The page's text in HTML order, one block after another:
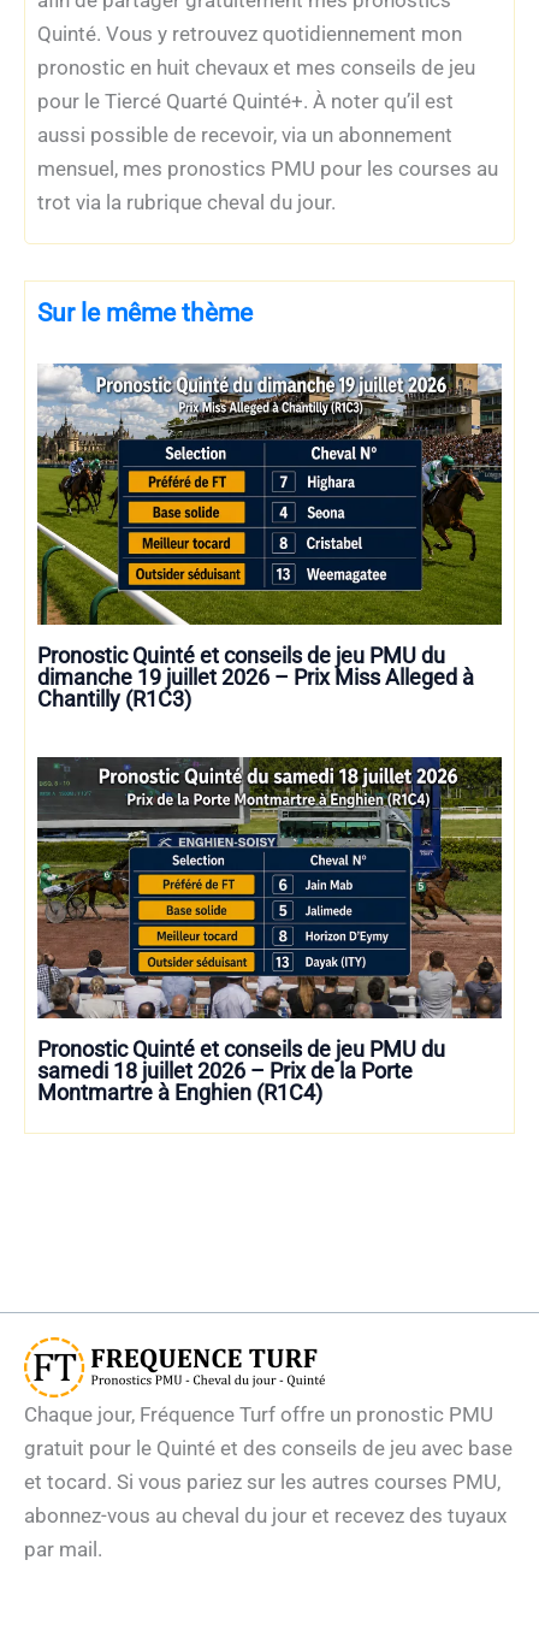
Quinté. Vous y retrouvez quotidiennement mon
pronostic en huit chevaux et mes conseils de jeu
pour le Tiercé Quarté Quinté+. À noter qu’il est
aussi possible de recevoir, via un abonnement
mensuel, mes pronostics PMU pour les courses au
trot via la rubrique cheval du jour.
Sur le même thème
Pronostic Quinté et conseils de jeu PMU du
dimanche 19 juillet 2026 – Prix Miss Alleged à
Chantilly (R1C3)
Pronostic Quinté et conseils de jeu PMU du
samedi 18 juillet 2026 – Prix de la Porte
Montmartre à Enghien (R1C4)
Chaque jour, Fréquence Turf offre un pronostic PMU
gratuit pour le Quinté et des conseils de jeu avec base
et tocard. Si vous pariez sur les autres courses PMU,
abonnez-vous au cheval du jour et recevez des tuyaux
par mail.